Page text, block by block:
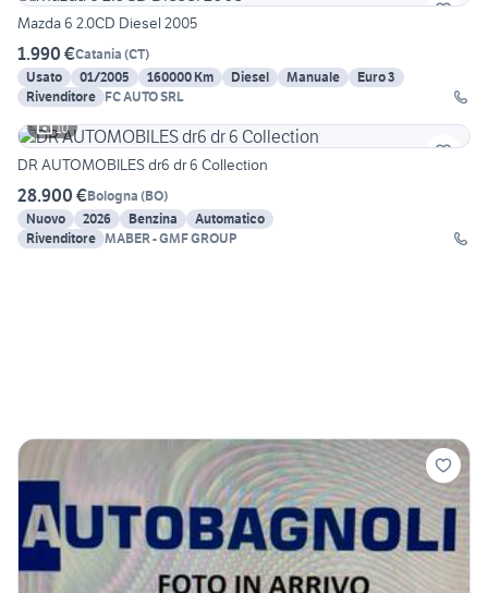
Mazda 6 2.0CD Diesel 2005
1.990 €Catania (CT)
Usato
01/2005 160000 Km Diesel Manuale
Euro 3
Rivenditore FC AUTO SRL
10
DR AUTOMOBILES dr6 dr 6 Collection
28.900 €Bologna (BO)
Nuovo
2026 Benzina
Automatico
Rivenditore MABER - GMF GROUP